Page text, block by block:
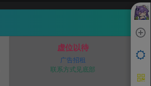
虚位以待
广告招租
联系方式见底部